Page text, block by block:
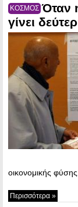
ΚΟΣΜΟΣ Όταν
γίνει
οικονομικής
Περισσότερα »